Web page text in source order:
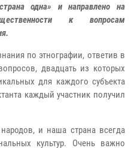
одна» и направлено на
к вопросам
по этнографии, ответив в
двадцать из которых
для каждого субъекта
каждый участник получил
и наша страна всегда
культур. Очень важно